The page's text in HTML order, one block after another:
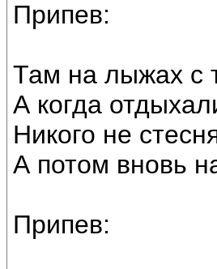
Припев:
Там на лыжах с
А когда
Никого не
А потом вновь
Припев: